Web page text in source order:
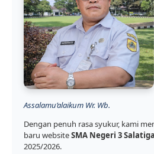
Assalamu’alaikum Wr. Wb.
Dengan penuh rasa syukur, kami
baru websiteSMA Negeri 3 Salatiga
2025/2026.